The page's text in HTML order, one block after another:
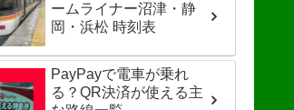
ームライナー沼津・静
岡・浜松 時刻表
PayPayで電車が乗れ
る？QR決済が使える主